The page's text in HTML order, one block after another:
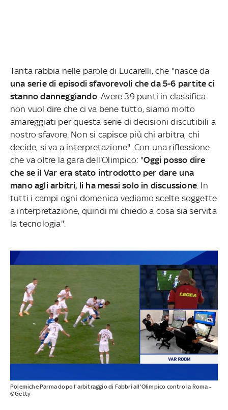
Tanta rabbia nelle parole di Lucarelli, che "nasce da
una serie di episodi sfavorevoli che da 5-6 partite ci
stanno danneggiando. Avere 39 punti in classifica
non vuol dire che ci va bene tutto, siamo molto
amareggiati per questa serie di decisioni discutibili a
nostro sfavore. Non si capisce più chi arbitra, chi
decide, si va a interpretazione". Con una riflessione
che va oltre la gara dell'Olimpico: "Oggi posso dire
che se il Var era stato introdotto per dare una
mano agli arbitri, li ha messi solo in discussione . In
tutti i campi ogni domenica vediamo scelte soggette
a interpretazione, quindi mi chiedo a cosa sia servita
la tecnologia".
Polemiche Parma dopo l'arbitraggio di Fabbri all'Olimpico contro la Roma -
©Getty